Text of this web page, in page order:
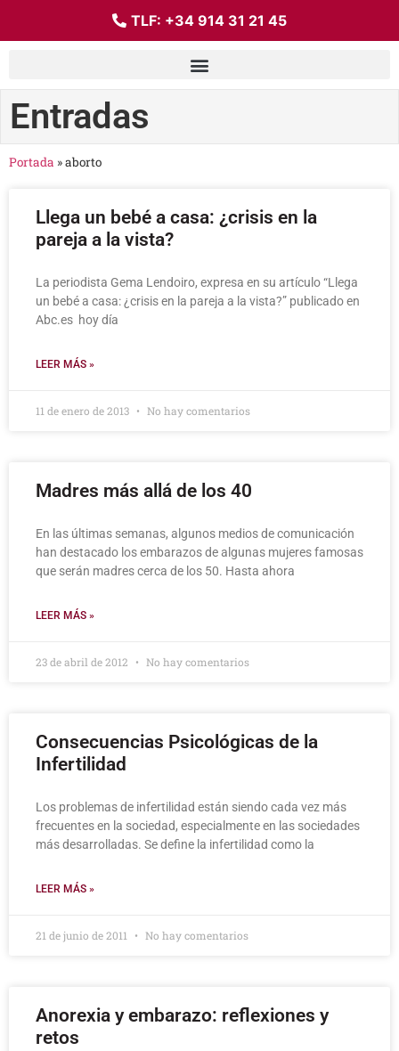
TLF: +34 914 31 21 45
Entradas
Portada »aborto
Llega un bebé a casa: ¿crisis en la
pareja a la vista?
La periodista Gema Lendoiro, expresa en su artículo “Llega
un bebé a casa: ¿crisis en la pareja a la vista?” publicado en
Abc.es hoy día
LEER MÁS »
11 de enero de 2013 No hay comentarios
Madres más allá de los 40
En las últimas semanas, algunos medios de comunicación
han destacado los embarazos de algunas mujeres famosas
que serán madres cerca de los 50. Hasta ahora
LEER MÁS »
23 de abril de 2012 No hay comentarios
Consecuencias Psicológicas de la
Infertilidad
Los problemas de infertilidad están siendo cada vez más
frecuentes en la sociedad, especialmente en las sociedades
más desarrolladas. Se define la infertilidad como la
LEER MÁS »
21 de junio de 2011 No hay comentarios
Anorexia y embarazo: reflexiones y
retos